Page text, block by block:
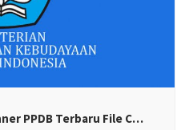
PPDB Terbaru File C…